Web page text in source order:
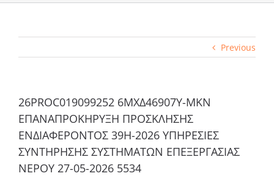
Previous
26PROC019099252 6ΜΧΔ46907Υ-ΜΚΝ
ΕΠΑΝΑΠΡΟΚΗΡΥΞΗ ΠΡΟΣΚΛΗΣΗΣ
ΕΝΔΙΑΦΕΡΟΝΤΟΣ 39Η-2026 ΥΠΗΡΕΣΙΕΣ
ΣΥΝΤΗΡΗΣΗΣ ΣΥΣΤΗΜΑΤΩΝ ΕΠΕΞΕΡΓΑΣΙΑΣ
ΝΕΡΟΥ 27-05-2026 5534